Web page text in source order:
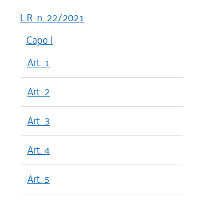
L.R. n. 22/2021
Capo I
Art. 1
Art. 2
Art. 3
Art. 4
Art. 5